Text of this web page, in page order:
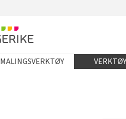
MALINGSVERKTØY